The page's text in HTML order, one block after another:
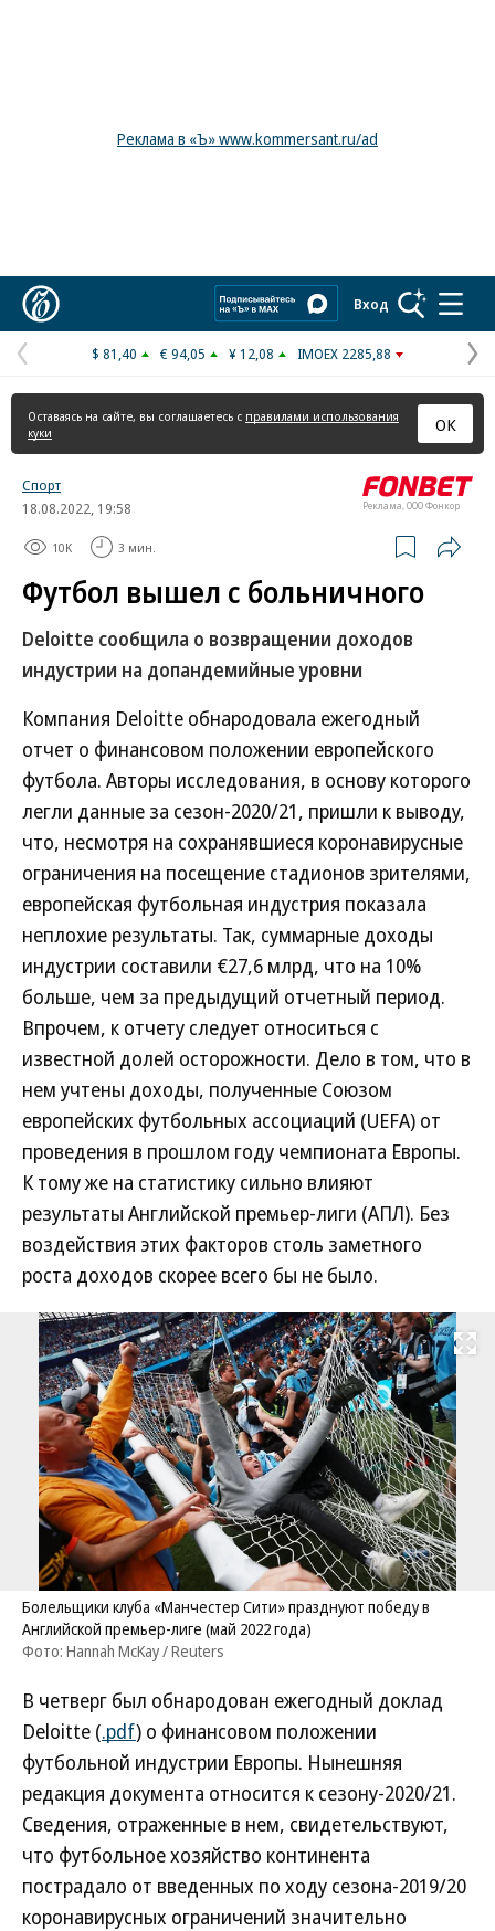
Реклама в «Ъ» www.kommersant.ru/ad
Вход
Предыдущая
страница
$ 81,40 € 94,05 ¥ 12,08 IMOEX 2285,88
Оставаясь на сайте, вы соглашаетесь с правилами использования
куки
ОК
Реклама, ООО Фонкор
Спорт
18.08.2022, 19:58
10K 3 мин.
Футбол вышел с больничного
Deloitte сообщила о возвращении доходов
индустрии на допандемийные уровни
Компания Deloitte обнародовала ежегодный
отчет о финансовом положении европейского
футбола. Авторы исследования, в основу которого
легли данные за сезон-2020/21, пришли к выводу,
что, несмотря на сохранявшиеся коронавирусные
ограничения на посещение стадионов зрителями,
европейская футбольная индустрия показала
неплохие результаты. Так, суммарные доходы
индустрии составили €27,6 млрд, что на 10%
больше, чем за предыдущий отчетный период.
Впрочем, к отчету следует относиться с
известной долей осторожности. Дело в том, что в
нем учтены доходы, полученные Союзом
европейских футбольных ассоциаций (UEFA) от
проведения в прошлом году чемпионата Европы.
К тому же на статистику сильно влияют
результаты Английской премьер-лиги (АПЛ). Без
воздействия этих факторов столь заметного
роста доходов скорее всего бы не было.
Развернуть
Болельщики клуба «Манчестер Сити» празднуют победу в
Английской премьер-лиге (май 2022 года)
Фото: Hannah McKay / Reuters
В четверг был обнародован ежегодный доклад
Deloitte (.pdf) о финансовом положении
футбольной индустрии Европы. Нынешняя
редакция документа относится к сезону-2020/21.
Сведения, отраженные в нем, свидетельствуют,
что футбольное хозяйство континента
пострадало от введенных по ходу сезона-2019/20
коронавирусных ограничений значительно